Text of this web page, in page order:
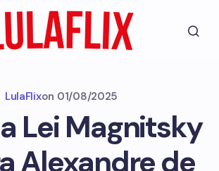
LulaFlixon 01/08/2025
Lei Magnitsky
Alexandre de